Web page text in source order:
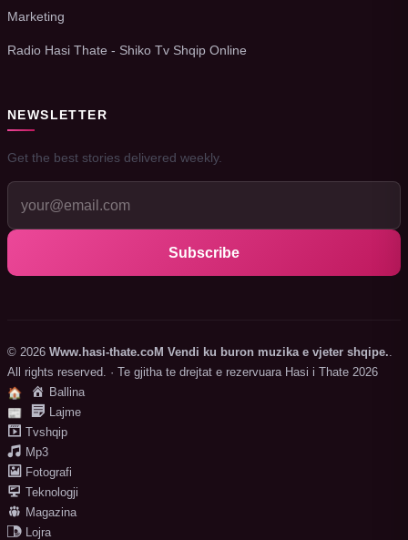
Marketing
Radio Hasi Thate - Shiko Tv Shqip Online
NEWSLETTER
Get the best stories delivered weekly.
Subscribe
© 2026 Www.hasi-thate.coM Vendi ku buron muzika e vjeter shqipe..
All rights reserved. · Te gjitha te drejtat e rezervuara Hasi i Thate 2026
🏠
Ballina
📰
Lajme
Tvshqip
Mp3
Fotografi
Teknologji
Magazina
Lojra